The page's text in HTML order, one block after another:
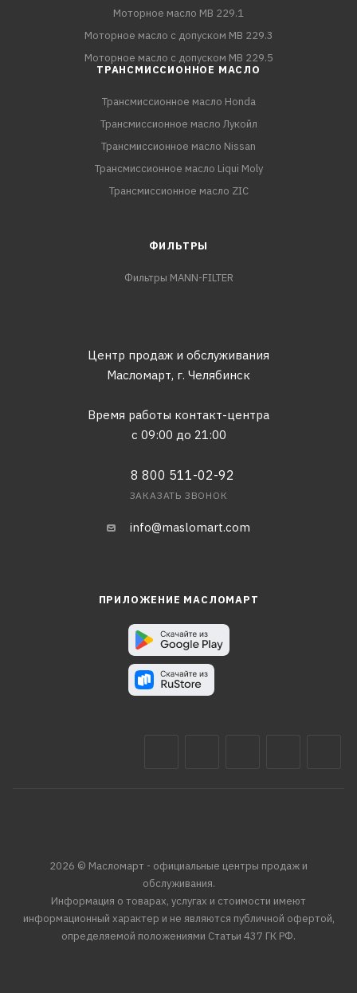
Моторное масло MB 229.1
Моторное масло с допуском MB 229.3
Моторное масло с допуском MB 229.5
ТРАНСМИССИОННОЕ МАСЛО
Трансмиссионное масло Honda
Трансмиссионное масло Лукойл
Трансмиссионное масло Nissan
Трансмиссионное масло Liqui Moly
Трансмиссионное масло ZIC
ФИЛЬТРЫ
Фильтры MANN-FILTER
Центр продаж и обслуживания
Масломарт, г. Челябинск
Время работы контакт-центра
с 09:00 до 21:00
8 800 511-02-92
ЗАКАЗАТЬ ЗВОНОК
info@maslomart.com
ПРИЛОЖЕНИЕ МАСЛОМАРТ
2026 © Масломарт - официальные центры продаж и
обслуживания.
Информация о товарах, услугах и стоимости имеют
информационный характер и не являются публичной офертой,
определяемой положениями Статьи 437 ГК РФ.